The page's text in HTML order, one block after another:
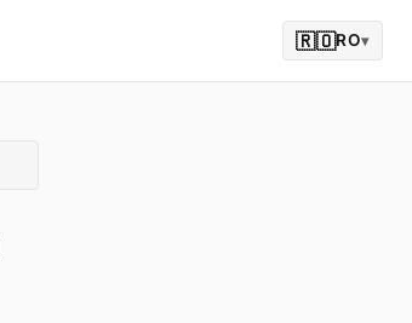
🇷🇴RO▾